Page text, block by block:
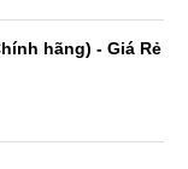
hãng) - Giá Rẻ